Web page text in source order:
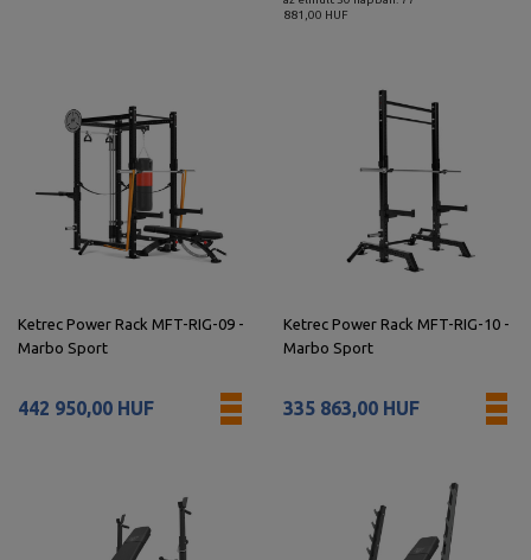
881,00 HUF
Ketrec Power Rack MFT-RIG-09 -
Marbo Sport
442 950,00 HUF
Ketrec Power Rack MFT-RIG-10 -
Marbo Sport
335 863,00 HUF